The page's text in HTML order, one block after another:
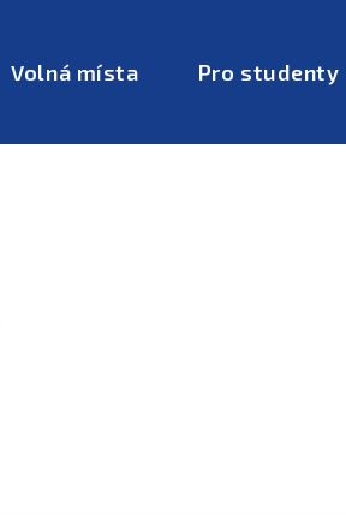
Volná místa Pro studenty